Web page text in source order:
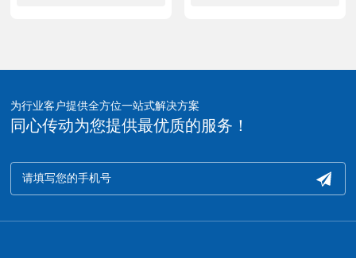
为行业客户提供全方位一站式解决方案
同心传动为您提供最优质的服务！